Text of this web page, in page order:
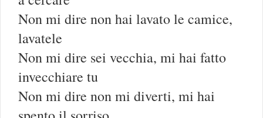
Non mi dire non hai lavato le camice,
lavatele
Non mi dire sei vecchia, mi hai fatto
invecchiare tu
Non mi dire non mi diverti, mi hai